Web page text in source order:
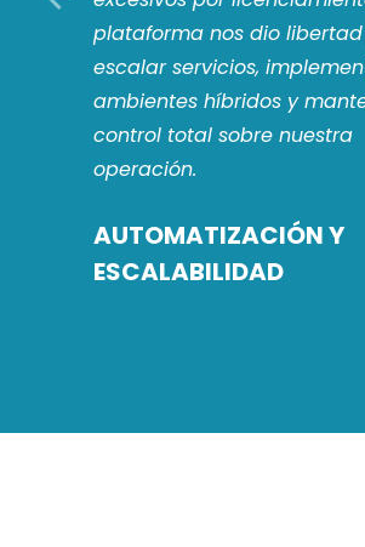
AUTOMATIZACIÓN Y
ESCALABILIDAD
plataforma nos dio
escalar servicios,
ambientes híbridos y
control total sobre nuestra
operación.